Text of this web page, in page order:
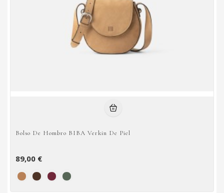
Bolso De Hombro BIBA Verkin De Piel
89,00 €